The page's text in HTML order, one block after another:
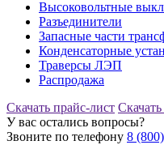
Высоковольтные
Разъединители
Запасные части
Конденсаторные
Траверсы ЛЭП
Распродажа
Скачать прайс-лист
У вас остались вопросы?
Звоните по телефону 8